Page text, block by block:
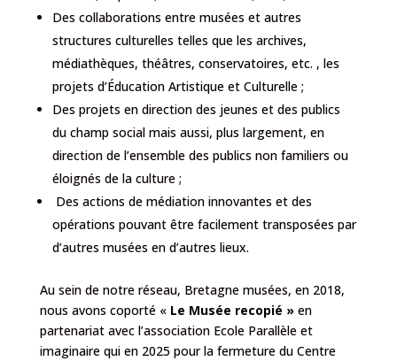
Des collaborations entre musées et autres
structures culturelles telles que les archives,
médiathèques, théâtres, conservatoires, etc. , les
projets d’Éducation Artistique et Culturelle ;
Des projets en direction des jeunes et des publics
du champ social mais aussi, plus largement, en
direction de l’ensemble des publics non familiers ou
éloignés de la culture ;
Des actions de médiation innovantes et des
opérations pouvant être facilement transposées par
d’autres musées en d’autres lieux.
Au sein de notre réseau, Bretagne musées, en 2018,
nous avons coporté « Le Musée recopié »en
partenariat avec l’association Ecole Parallèle et
imaginaire qui en 2025 pour la fermeture du Centre